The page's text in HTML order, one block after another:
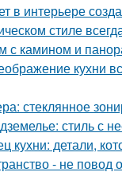
в интерьере
стиле
с камином и
кухни
стеклянное
стиль с
кухни: детали,
- не повод